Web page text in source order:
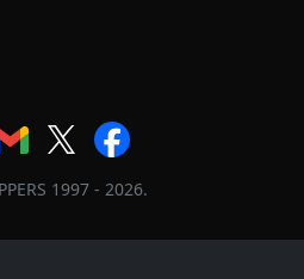
1997 - 2026.